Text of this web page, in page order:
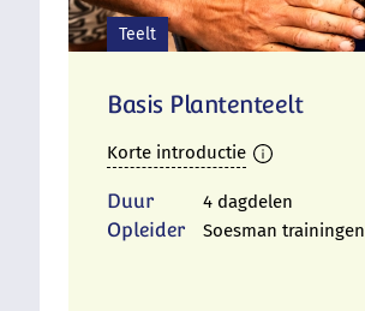
Teelt
Basis Plantenteelt
Korte introductie
Duur 4 dagdelen
Opleider Soesman trainingen